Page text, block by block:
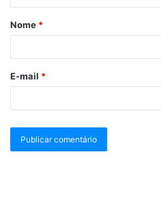
Nome *
E-mail *